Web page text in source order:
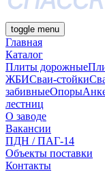
toggle menu
Главная
Каталог
Плиты дорожные
ЖБИСваи-стойки
забивныеОпоры
лестниц
О заводе
Вакансии
ПДН / ПАГ-14
Объекты поставки
Контакты